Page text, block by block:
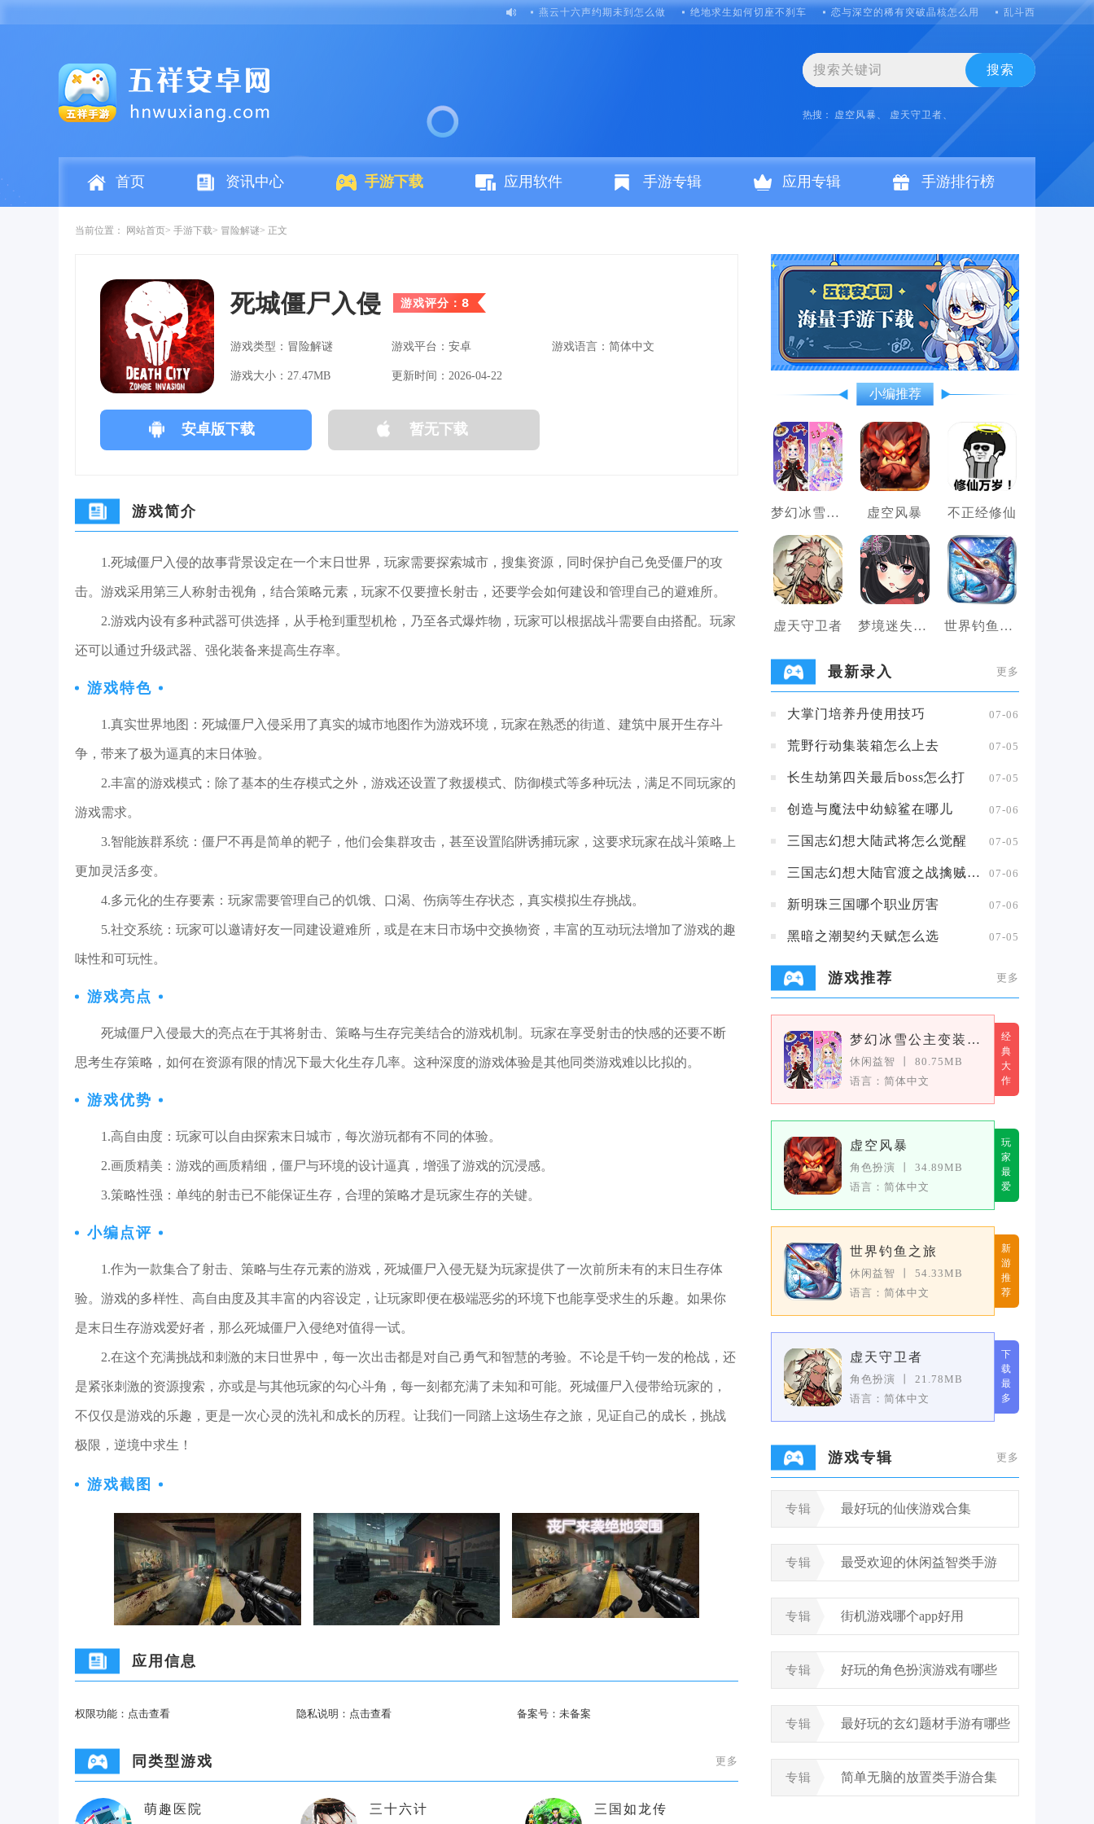
燕云十六声约期未到怎么做 绝地求生如何切座不刹车 恋与深空的稀有突破晶核怎么用 乱斗西游第二十一
搜索
热搜： 虚空风暴、 虚天守卫者、
首页 资讯中心 手游下载 应用软件 手游专辑 应用专辑 手游排行榜
当前位置： 网站首页 手游下载 冒险解谜 正文
死城僵尸入侵 游戏评分：8
游戏类型：冒险解谜 游戏平台：安卓 游戏语言：简体中文
游戏大小：27.47MB 更新时间：2026-04-22
安卓版下载 暂无下载
游戏简介
1.死城僵尸入侵的故事背景设定在一个末日世界，玩家需要探索城市，搜集资源，同时保护自己免受僵尸的攻
击。游戏采用第三人称射击视角，结合策略元素，玩家不仅要擅长射击，还要学会如何建设和管理自己的避难所。
2.游戏内设有多种武器可供选择，从手枪到重型机枪，乃至各式爆炸物，玩家可以根据战斗需要自由搭配。玩家
还可以通过升级武器、强化装备来提高生存率。
游戏特色
1.真实世界地图：死城僵尸入侵采用了真实的城市地图作为游戏环境，玩家在熟悉的街道、建筑中展开生存斗
争，带来了极为逼真的末日体验。
2.丰富的游戏模式：除了基本的生存模式之外，游戏还设置了救援模式、防御模式等多种玩法，满足不同玩家的
游戏需求。
3.智能族群系统：僵尸不再是简单的靶子，他们会集群攻击，甚至设置陷阱诱捕玩家，这要求玩家在战斗策略上
更加灵活多变。
4.多元化的生存要素：玩家需要管理自己的饥饿、口渴、伤病等生存状态，真实模拟生存挑战。
5.社交系统：玩家可以邀请好友一同建设避难所，或是在末日市场中交换物资，丰富的互动玩法增加了游戏的趣
味性和可玩性。
游戏亮点
死城僵尸入侵最大的亮点在于其将射击、策略与生存完美结合的游戏机制。玩家在享受射击的快感的还要不断
思考生存策略，如何在资源有限的情况下最大化生存几率。这种深度的游戏体验是其他同类游戏难以比拟的。
游戏优势
1.高自由度：玩家可以自由探索末日城市，每次游玩都有不同的体验。
2.画质精美：游戏的画质精细，僵尸与环境的设计逼真，增强了游戏的沉浸感。
3.策略性强：单纯的射击已不能保证生存，合理的策略才是玩家生存的关键。
小编点评
1.作为一款集合了射击、策略与生存元素的游戏，死城僵尸入侵无疑为玩家提供了一次前所未有的末日生存体
验。游戏的多样性、高自由度及其丰富的内容设定，让玩家即便在极端恶劣的环境下也能享受求生的乐趣。如果你
是末日生存游戏爱好者，那么死城僵尸入侵绝对值得一试。
2.在这个充满挑战和刺激的末日世界中，每一次出击都是对自己勇气和智慧的考验。不论是千钧一发的枪战，还
是紧张刺激的资源搜索，亦或是与其他玩家的勾心斗角，每一刻都充满了未知和可能。死城僵尸入侵带给玩家的，
不仅仅是游戏的乐趣，更是一次心灵的洗礼和成长的历程。让我们一同踏上这场生存之旅，见证自己的成长，挑战
极限，逆境中求生！
游戏截图
应用信息
权限功能： 点击查看 隐私说明： 点击查看 备案号：未备案
同类型游戏 更多
萌趣医院 三十六计 三国如龙传
小编推荐
梦幻冰雪公主变装女王 虚空风暴 不正经修仙
虚天守卫者 梦境迷失之地 世界钓鱼之旅
最新录入 更多
大掌门培养丹使用技巧 07-06
荒野行动集装箱怎么上去 07-05
长生劫第四关最后boss怎么打 07-05
创造与魔法中幼鲸鲨在哪儿 07-06
三国志幻想大陆武将怎么觉醒 07-05
三国志幻想大陆官渡之战擒贼擒王攻略 07-06
新明珠三国哪个职业厉害 07-06
黑暗之潮契约天赋怎么选 07-05
游戏推荐 更多
梦幻冰雪公主变装女王
休闲益智
80.75MB
语言：简体中文
经
典
大
作
虚空风暴
角色扮演
34.89MB
语言：简体中文
玩
家
最
爱
世界钓鱼之旅
休闲益智
54.33MB
语言：简体中文
新
游
推
荐
虚天守卫者
角色扮演
21.78MB
语言：简体中文
下
载
最
多
游戏专辑 更多
专辑 最好玩的仙侠游戏合集
专辑 最受欢迎的休闲益智类手游
专辑 街机游戏哪个app好用
专辑 好玩的角色扮演游戏有哪些
专辑 最好玩的玄幻题材手游有哪些
专辑 简单无脑的放置类手游合集